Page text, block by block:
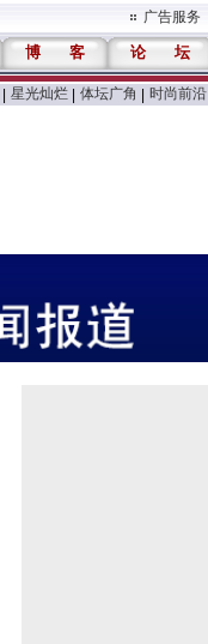
广告服务
博 客 论 坛
星光灿烂 体坛广角 时尚前沿